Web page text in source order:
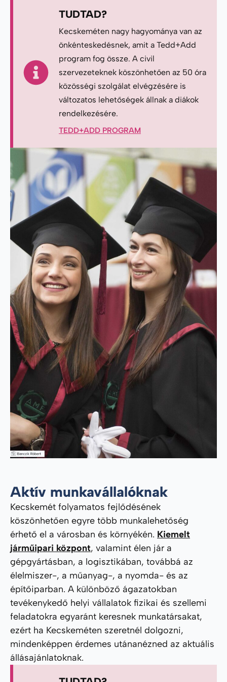
TUDTAD?
Kecskeméten nagy hagyománya van az
önkénteskedésnek, amit a Tedd+Add
program fog össze. A civil
szervezeteknek köszönhetően az 50 óra
közösségi szolgálat elvégzésére is
változatos lehetőségek állnak a diákok
rendelkezésére.
TEDD+ADD PROGRAM
Aktív munkavállalóknak
Kecskemét folyamatos fejlődésének
köszönhetően egyre több munkalehetőség
érhető el a városban és környékén. Kiemelt
járműipari központ, valamint élen jár a
gépgyártásban, a logisztikában, továbbá az
élelmiszer-, a műanyag-, a nyomda- és az
építőiparban. A különböző ágazatokban
tevékenykedő helyi vállalatok fizikai és szellemi
feladatokra egyaránt keresnek munkatársakat,
ezért ha Kecskeméten szeretnél dolgozni,
mindenképpen érdemes utánanézned az aktuális
állásajánlatoknak.